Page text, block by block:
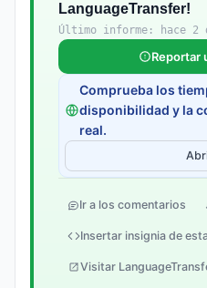
LanguageTransfer!
Último informe: hace 2
Reportar
Comprueba los
disponibilidad y la
real.
Ir a los comentarios
Insertar insignia de
Visitar